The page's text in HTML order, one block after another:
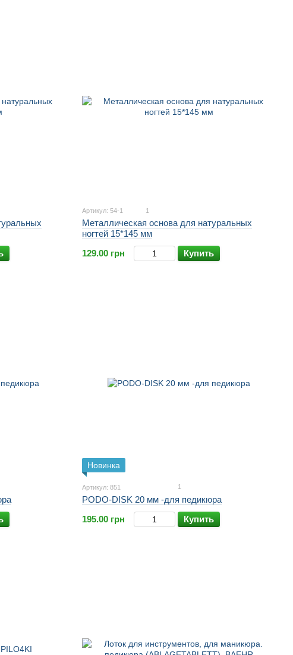
Артикул: 54-1 1
Металлическая основа для натуральных
ногтей 15*145 мм
129.00 грн
Купить
Новинка
Артикул: 851 1
PODO-DISK 20 мм -для педикюра
195.00 грн
Купить